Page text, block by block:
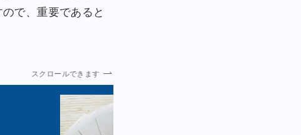
で、重要であると
スクロールできます